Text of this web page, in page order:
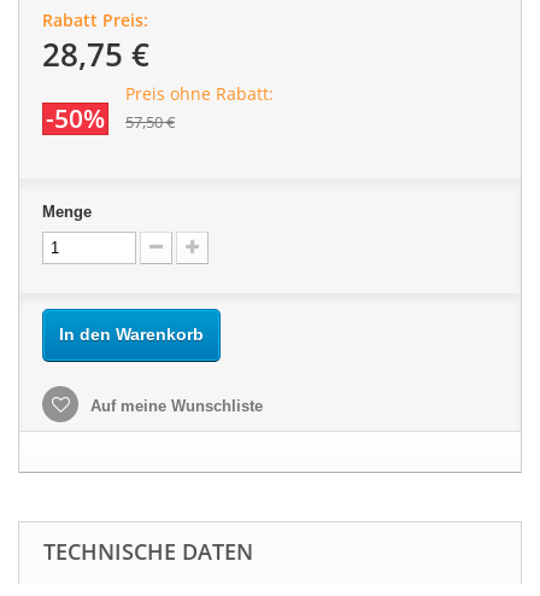
Rabatt Preis:
28,75 €
-50%
Preis ohne Rabatt:
57,50 €
Menge
In den Warenkorb
Auf meine Wunschliste
TECHNISCHE DATEN